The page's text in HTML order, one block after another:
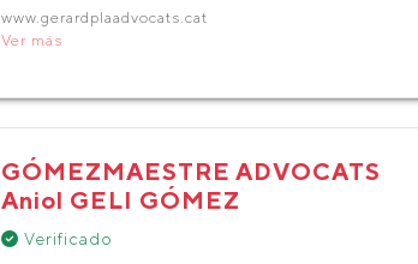
www.gerardplaadvocats.cat
Ver más
GÓMEZMAESTRE ADVOCATS
Aniol GELI GÓMEZ
Verificado